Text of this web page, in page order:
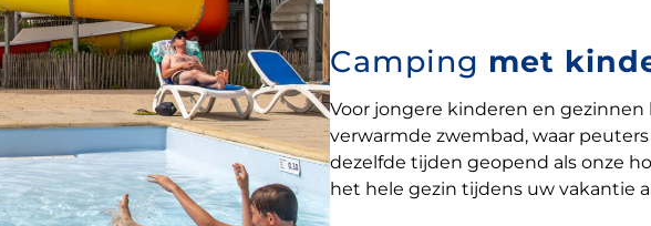
Camping met
Voor jongere kinderen en
verwarmde zwembad, waar
dezelfde tijden geopend als onze
het hele gezin tijdens uw vakantie